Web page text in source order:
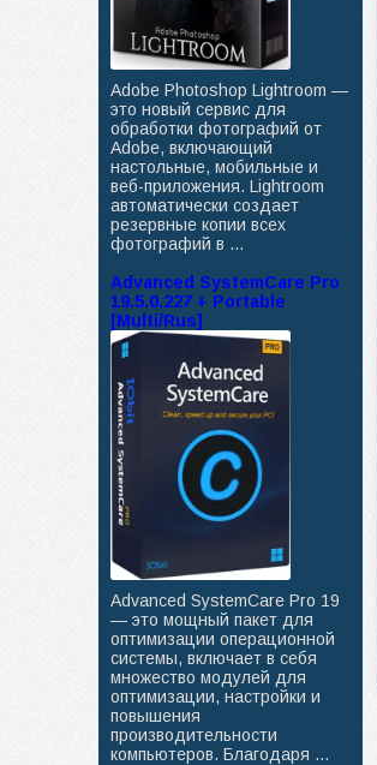
Adobe Photoshop Lightroom —
это новый сервис для
обработки фотографий от
Adobe, включающий
настольные, мобильные и
веб-приложения. Lightroom
автоматически создает
резервные копии всех
фотографий в ...
Advanced SystemCare Pro
19.5.0.227 + Portable
[Multi/Rus]
Advanced SystemCare Pro 19
— это мощный пакет для
оптимизации операционной
системы, включает в себя
множество модулей для
оптимизации, настройки и
повышения
производительности
компьютеров. Благодаря ...